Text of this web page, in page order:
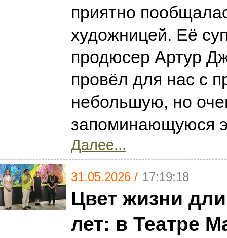
приятно
художницей. Её
продюсер Артур
провёл для нас с
небольшую, но
запоминающуюся
Далее...
31.05.2026 / 17:19:18
Цвет жизни
лет: в Театре